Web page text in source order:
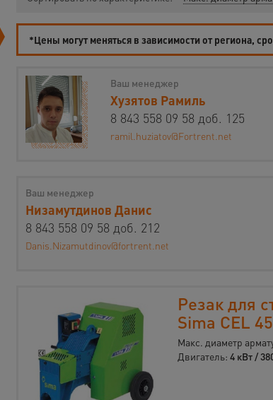
*Цены могут меняться в зависимости от региона,
Ваш менеджер
Хузятов Рамиль
8 843 558 09 58 доб. 125
ramil.huziatov@Fortrent.net
Ваш менеджер
Низамутдинов Данис
8 843 558 09 58 доб. 212
Danis.Nizamutdinov@fortrent.net
Резак для
Sima CEL 45
Макс. диаметр
Двигатель: 4 кВт /